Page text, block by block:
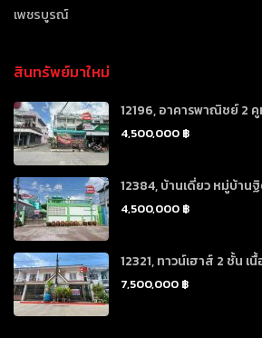
เพชรบูรณ์
สินทรัพย์มาใหม่
12196, อาคารพาณิชย์ 2
4,500,000 ฿
12384, บ้านเดี่ยว หมู่บ้าน
4,500,000 ฿
12321, ทาวน์เฮาส์ 2 ชั้น เนื้
7,500,000 ฿